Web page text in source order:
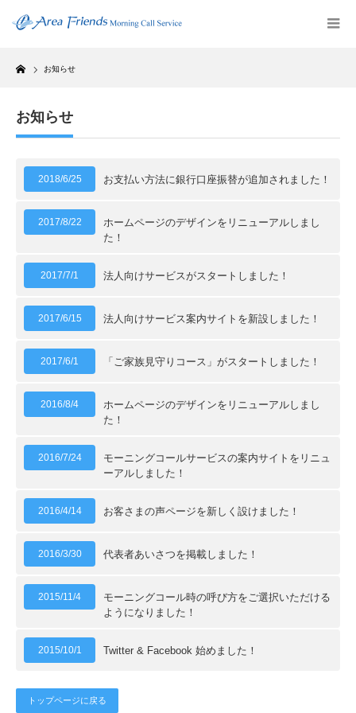
Home
お知らせ
お知らせ
2018/6/25 お支払い方法に銀行口座振替が追加されました！
2017/8/22
ホームページのデザインをリニューアルしまし
た！
2017/7/1 法人向けサービスがスタートしました！
2017/6/15 法人向けサービス案内サイトを新設しました！
2017/6/1 「ご家族見守りコース」がスタートしました！
2016/8/4
ホームページのデザインをリニューアルしまし
た！
2016/7/24
モーニングコールサービスの案内サイトをリニュ
ーアルしました！
2016/4/14 お客さまの声ページを新しく設けました！
2016/3/30 代表者あいさつを掲載しました！
2015/11/4
モーニングコール時の呼び方をご選択いただける
ようになりました！
2015/10/1 Twitter & Facebook 始めました！
トップページに戻る